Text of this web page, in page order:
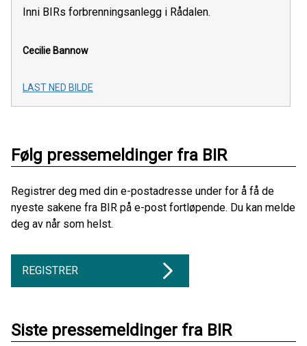
Inni BIRs forbrenningsanlegg i Rådalen.
Cecilie Bannow
LAST NED BILDE
Følg pressemeldinger fra BIR
Registrer deg med din e-postadresse under for å få de
nyeste sakene fra BIR på e-post fortløpende. Du kan melde
deg av når som helst.
REGISTRER
Siste pressemeldinger fra BIR